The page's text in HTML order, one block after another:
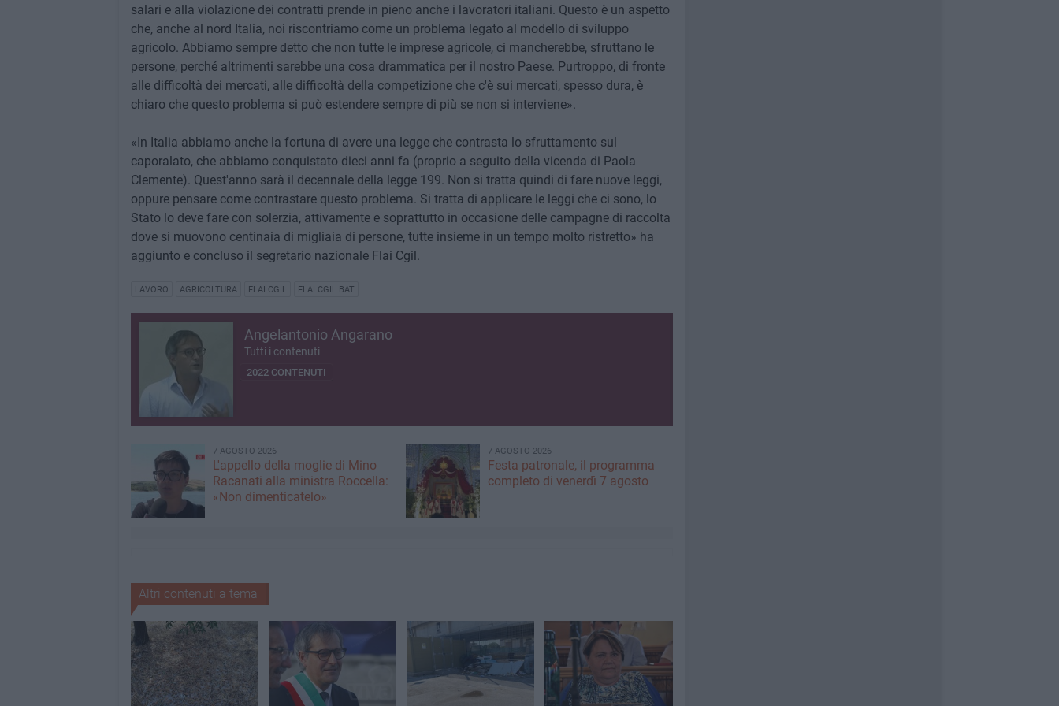
salari e alla violazione dei contratti prende in pieno anche i lavoratori italiani. Questo è un aspetto
che, anche al nord Italia, noi riscontriamo come un problema legato al modello di sviluppo
agricolo. Abbiamo sempre detto che non tutte le imprese agricole, ci mancherebbe, sfruttano le
persone, perché altrimenti sarebbe una cosa drammatica per il nostro Paese. Purtroppo, di fronte
alle difficoltà dei mercati, alle difficoltà della competizione che c'è sui mercati, spesso dura, è
chiaro che questo problema si può estendere sempre di più se non si interviene».
«In Italia abbiamo anche la fortuna di avere una legge che contrasta lo sfruttamento sul
caporalato, che abbiamo conquistato dieci anni fa (proprio a seguito della vicenda di Paola
Clemente). Quest'anno sarà il decennale della legge 199. Non si tratta quindi di fare nuove leggi,
oppure pensare come contrastare questo problema. Si tratta di applicare le leggi che ci sono, lo
Stato lo deve fare con solerzia, attivamente e soprattutto in occasione delle campagne di raccolta
dove si muovono centinaia di migliaia di persone, tutte insieme in un tempo molto ristretto» ha
aggiunto e concluso il segretario nazionale Flai Cgil.
LAVORO AGRICOLTURA FLAI CGIL FLAI CGIL BAT
Angelantonio Angarano
Tutti i contenuti
2022 CONTENUTI
7 AGOSTO 2026
L'appello della moglie di Mino
Racanati alla ministra Roccella:
«Non dimenticatelo»
7 AGOSTO 2026
Festa patronale, il programma
completo di venerdì 7 agosto
Altri contenuti a tema